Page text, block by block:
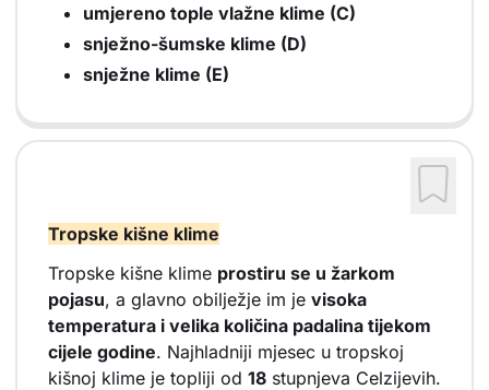
umjereno tople vlažne klime (C)
snježno-šumske klime (D)
snježne klime (E)
Tropske kišne klime
Tropske kišne klime prostiru se u žarkom
pojasu, a glavno obilježje im je visoka
temperatura i velika količina padalina tijekom
cijele godine. Najhladniji mjesec u tropskoj
kišnoj klime je topliji od 18 stupnjeva Celzijevih.